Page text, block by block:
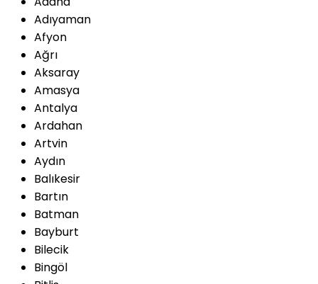
Adıyaman
Afyon
Ağrı
Aksaray
Amasya
Antalya
Ardahan
Artvin
Aydın
Balıkesir
Bartın
Batman
Bayburt
Bilecik
Bingöl